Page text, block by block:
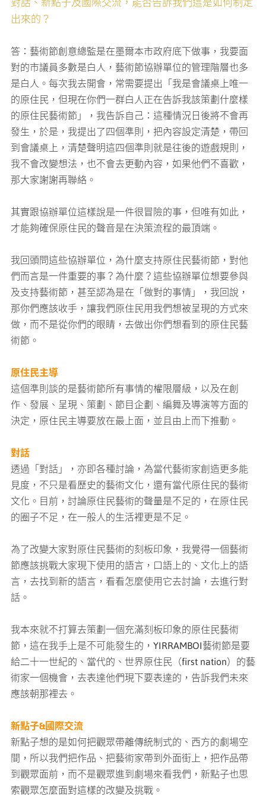
對話、新點子及國際交流，能否告訴我們這是如何制定
出來的？
答：藝術節創意總監是在墨爾本市政府底下做事，我要面
對的市議員多數是白人，藝術節協辦單位的管理階層也多
是白人。每次我去開會，常需要提出「我是會議桌上唯一
的原住民，但現在你們一群白人正在告訴我該策劃什麼樣
的原住民藝術節」，我告訴自己：這種情況日後將不會再
發生，於是，我提出了四個準則，把內容設定清楚，帶回
到會議桌上，清楚聲明這四個準則就是往後的遊戲規則，
我不會改變想法，也不會去更動內容，如果他們不喜歡，
那大家謝謝再聯絡。
其實跟協辦單位這樣說是一件很冒險的事，但唯有如此，
才能夠確保原住民的聲音是在決策流程的最頂端。
我回頭問這些協辦單位，為什麼支持原住民藝術節，對他
們而言是一件重要的事？為什麼？這些協辦單位想要參與
及支持藝術節，甚至認為是在「做對的事情」，我回說，
那你們應該收手，讓我們原住民用我們想被呈現的方式來
做，而不是從你們的眼睛，去做出你們想看到的原住民藝
術節。
原住民主導
這個準則談的是藝術節所有事情的權限層級，以及在創
作、發展、呈現、策劃、節目企劃、編舞及導演等方面的
決定，原住民主導要放在最上面，並且由上而下推動。
對話
透過「對話」，亦即各種討論，為當代藝術家創造更多能
見度，不只是看歷史的藝術文化，還有當代原住民的藝術
文化。目前，討論原住民藝術的聲量是不足的，在原住民
的圈子不足，在一般人的生活裡更是不足。
為了改變大家對原住民藝術的刻板印象，我覺得一個藝術
節應該挑戰大家現下使用的語言，口語上的、文化上的語
言，去找到新的語言，看看怎麼使用它去討論，去進行對
話。
我本來就不打算去策劃一個充滿刻板印象的原住民藝術
節，這在我手上是不可能發生的，YIRRAMBOI藝術節是要
給二十一世紀的、當代的、世界原住民（first nation）的藝
術家一個機會，去表達他們現下要表達的，告訴我們未來
應該朝那裡去。
新點子&國際交流
新點子想的是如何把觀眾帶離傳統制式的、西方的劇場空
間，所以我們把作品、把藝術家帶到外面街上，把作品帶
到觀眾面前，而不是觀眾進到劇場來看我們，新點子也思
索觀眾怎麼面對這樣的改變及挑戰。